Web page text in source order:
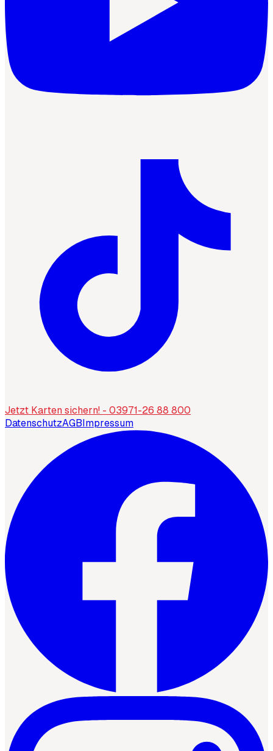
Jetzt Karten sichern! - 03971-26 88 800
DatenschutzAGBImpressum